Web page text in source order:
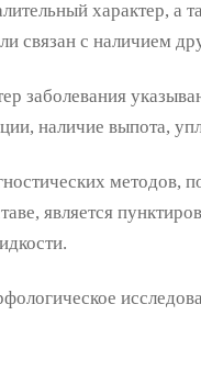
характер, а
связан с наличием
заболевания
наличие выпота,
методов,
является